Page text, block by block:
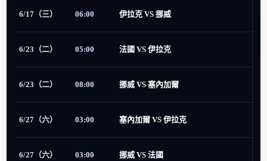
6/17（三） 06:00 伊拉克 VS 挪威
6/23（二） 05:00 法國 VS 伊拉克
6/23（二） 08:00 挪威 VS 塞內加爾
6/27（六） 03:00 塞內加爾 VS 伊拉克
6/27（六） 03:00 挪威 VS 法國